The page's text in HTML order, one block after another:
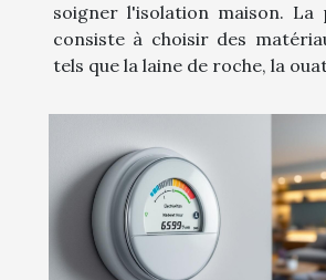
soigner l'isolation maison. La
consiste à choisir des
tels que la laine de roche, la